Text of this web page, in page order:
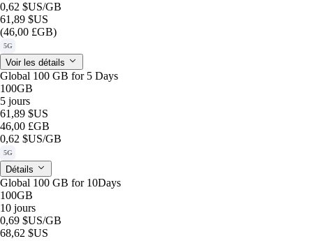
0,62 $US/GB
61,89 $US
(46,00 £GB)
5G
Voir les détails
Global 100 GB for 5 Days
100GB
5 jours
61,89 $US
46,00 £GB
0,62 $US/GB
5G
Détails
Global 100 GB for 10Days
100GB
10 jours
0,69 $US/GB
68,62 $US